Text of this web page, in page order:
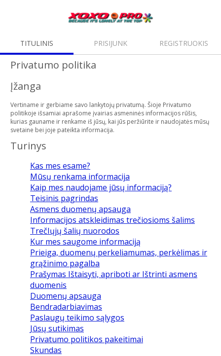
TITULINIS PRISIJUNK REGISTRUOKIS
Privatumo politika
Įžanga
Vertiname ir gerbiame savo lankytojų privatumą. Šioje Privatumo
politikoje išsamiai aprašome įvairias asmeninės informacijos rūšis,
kurias gauname ir renkame iš jūsų, kai jūs peržiūrite ir naudojatės mūsų
svetaine bei joje pateikta informacija.
Turinys
Kas mes esame?
Mūsų renkama informacija
Kaip mes naudojame jūsų informaciją?
Teisinis pagrindas
Asmens duomenų apsauga
Informacijos atskleidimas trečiosioms šalims
TrečIųjų šalių nuorodos
Kur mes saugome informaciją
Prieiga, duomenų perkeliamumas, perkėlimas ir
grąžinimo pagalba
Prašymas Ištaisyti, apriboti ar Ištrinti asmens
duomenis
Duomenų apsauga
Bendradarbiavimas
Paslaugų teikimo sąlygos
Jūsų sutikimas
Privatumo politikos pakeitimai
Skundas